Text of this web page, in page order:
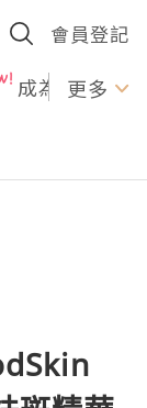
會員登記
成為U更多